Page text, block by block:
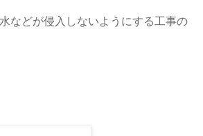
などが侵入しないようにする工事の